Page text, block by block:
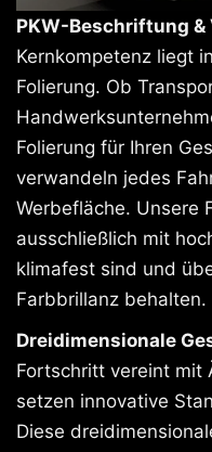
PKW-Beschriftung &
Kernkompetenz liegt
Folierung. Ob
Folierung für Ihren
verwandeln jedes
Werbefläche. Unsere
ausschließlich mit
klimafest sind und
Farbbrillanz behalten.
Dreidimensionale
Fortschritt vereint mit
setzen innovative
Diese